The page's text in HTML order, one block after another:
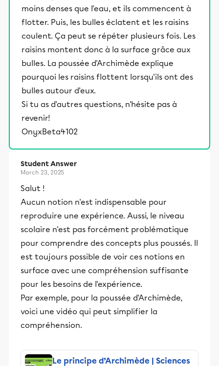
moins denses que l'eau, et ils commencent à
flotter. Puis, les bulles éclatent et les raisins
coulent. Ça peut se répéter plusieurs fois. Les
raisins montent donc à la surface grâce aux
bulles. La poussée d'Archimède explique
pourquoi les raisins flottent lorsqu'ils ont des
bulles autour d'eux.
Si tu as d'autres questions, n'hésite pas à
revenir!
OnyxBeta4102
Student Answer
March 23, 2025
Salut !
Aucun notion n'est indispensable pour
reproduire une expérience. Aussi, le niveau
scolaire n'est pas forcément problématique
pour comprendre des concepts plus poussés. Il
est toujours possible de voir ces notions en
surface avec une compréhension suffisante
pour les besoins de l'expérience.
Par exemple, pour la poussée d'Archimède,
voici une vidéo qui peut simplifier la
compréhension.
Le principe d’Archimède | Sciences